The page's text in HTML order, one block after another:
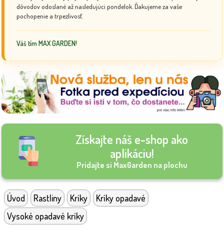
dôvodov odoslané až nasledujúci pondelok. Ďakujeme za vaše
pochopenie a trpezlivosť.
Váš tím MAX GARDEN!
Získajte náš e-shop ako
aplikáciu!
Pridajte si MaxGarden na plochu
Úvod Rastliny Kríky
Kríky opadavé
Vysoké opadavé kríky